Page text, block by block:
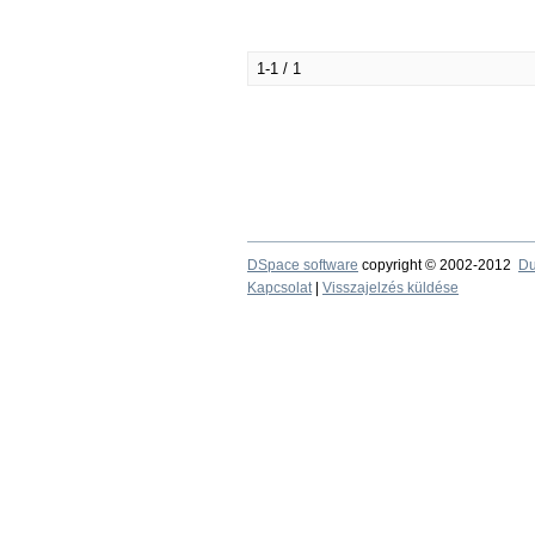
1-1 / 1
DSpace software copyright © 2002-2012
Kapcsolat| Visszajelzés küldése